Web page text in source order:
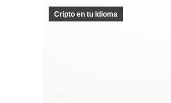
Cripto en tu Idioma